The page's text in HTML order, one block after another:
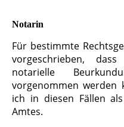
Notarin
Für bestimmte
vorgeschrieben,
notarielle
vorgenommen werden
ich in diesen Fällen
Amtes.